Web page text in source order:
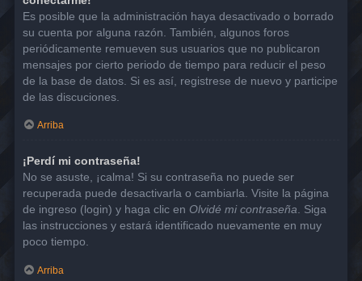
Es posible que la administración haya desactivado o borrado
su cuenta por alguna razón. También, algunos foros
periódicamente remueven sus usuarios que no publicaron
mensajes por cierto periodo de tiempo para reducir el peso
de la base de datos. Si es así, registrese de nuevo y participe
de las discuciones.
Arriba
¡Perdí mi contraseña!
No se asuste, ¡calma! Si su contraseña no puede ser
recuperada puede desactivarla o cambiarla. Visite la página
de ingreso (login) y haga clic en Olvidé mi contraseña. Siga
las instrucciones y estará identificado nuevamente en muy
poco tiempo.
Arriba